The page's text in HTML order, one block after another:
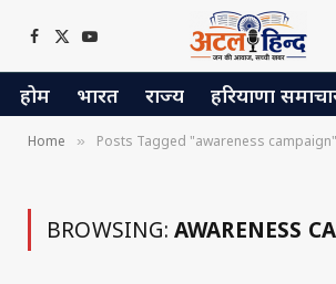
Facebook
X
(Twitter)
YouTube
होम भारत राज्य हरियाणा
Home » Posts Tagged "awareness campaign"
BROWSING: AWARENESS